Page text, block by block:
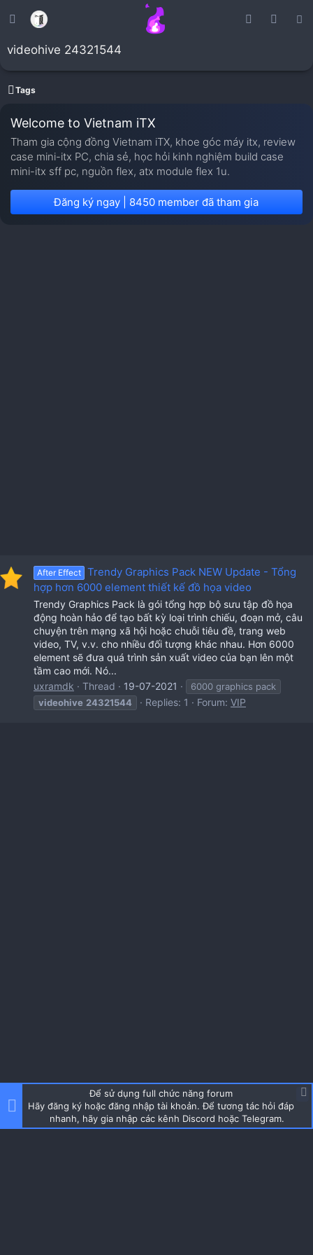
videohive 24321544
Tags
Welcome to Vietnam iTX
Tham gia cộng đồng Vietnam iTX, khoe góc máy itx, review
case mini-itx PC, chia sẻ, học hỏi kinh nghiệm build case
mini-itx sff pc, nguồn flex, atx module flex 1u.
Đăng ký ngay | 8450 member đã tham gia
After Effect
Trendy Graphics Pack NEW Update - Tổng
hợp hơn 6000 element thiết kế đồ họa video
Trendy Graphics Pack là gói tổng hợp bộ sưu tập đồ họa
động hoàn hảo để tạo bất kỳ loại trình chiếu, đoạn mở, câu
chuyện trên mạng xã hội hoặc chuỗi tiêu đề, trang web
video, TV, v.v. cho nhiều đối tượng khác nhau. Hơn 6000
element sẽ đưa quá trình sản xuất video của bạn lên một
tầm cao mới. Nó...
uxramdk
Thread 19-07-2021
6000 graphics pack
videohive 24321544 Replies: 1 Forum: VIP
Để sử dụng full chức năng forum
Hãy đăng ký hoặc đăng nhập tài khoản. Để tương tác hỏi đáp
nhanh, hãy gia nhập các kênh Discord hoặc Telegram.